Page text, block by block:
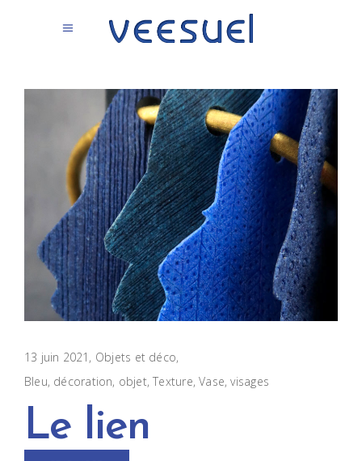
13 juin 2021
Objets et déco
Bleu, décoration, objet,Texture,Vase,visages
Le lien